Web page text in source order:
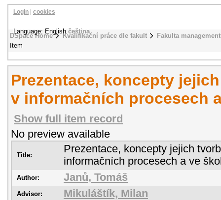
DSpace Home Kvalifikační práce dle fakult
Fakulta
Item
Login cookies
Language: Englishčeština
Prezentace, koncepty
v informačních procesech
Show full item record
No preview available
Title:
Prezentace, koncepty jejich
informačních procesech a ve
Author: Janů, Tomáš
Advisor: Mikuláštík, Milan